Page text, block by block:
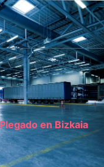
en Bizkaia